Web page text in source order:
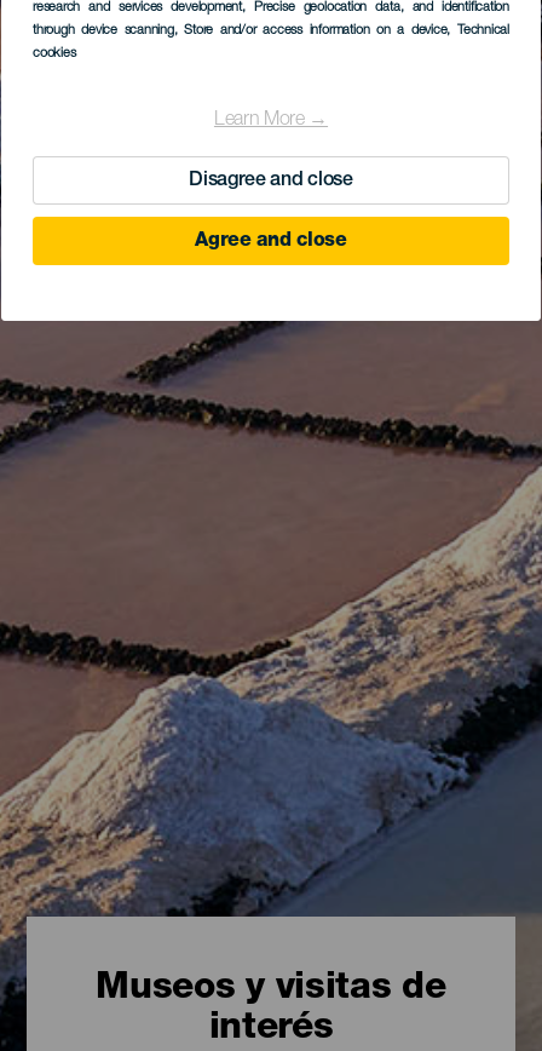
research and services development, Precise geolocation data, and identification
through device scanning, Store and/or access information on a device, Technical
cookies
Learn More →
Disagree and close
Agree and close
Museos y visitas de
interés